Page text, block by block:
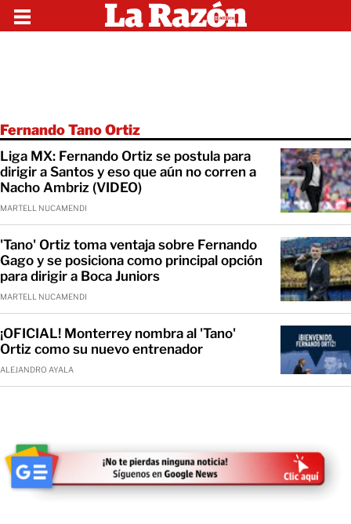
Fernando Tano Ortiz
Liga MX: Fernando Ortiz se postula para
dirigir a Santos y eso que aún no corren a
Nacho Ambriz (VIDEO)
MARTELL NUCAMENDI
'Tano' Ortiz toma ventaja sobre Fernando
Gago y se posiciona como principal opción
para dirigir a Boca Juniors
MARTELL NUCAMENDI
¡OFICIAL! Monterrey nombra al 'Tano'
Ortiz como su nuevo entrenador
ALEJANDRO AYALA